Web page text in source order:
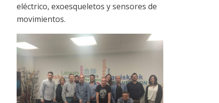
eléctrico, exoesqueletos y sensores de
movimientos.